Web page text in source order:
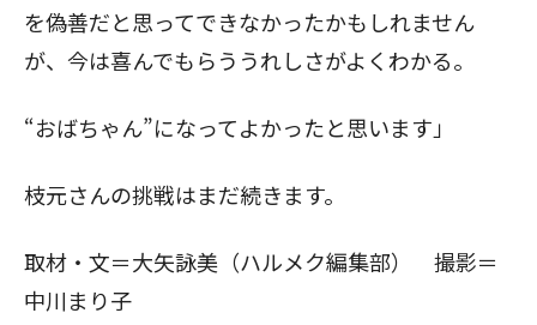
を偽善だと思ってできなかったかもしれません
が、今は喜んでもらううれしさがよくわかる。
“おばちゃん”になってよかったと思います」
枝元さんの挑戦はまだ続きます。
取材・文＝大矢詠美（ハルメク編集部） 撮影＝
中川まり子